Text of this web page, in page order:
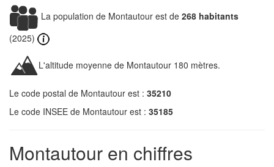
La population de Montautour est de 268 habitants
(2025)
L'altitude moyenne de Montautour 180 mètres.
Le code postal de Montautour est : 35210
Le code INSEE de Montautour est : 35185
Montautour en chiffres